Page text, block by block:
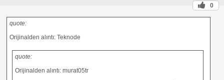
0
quote:
Orijinalden alıntı: Teknode
quote:
Orijinalden alıntı: murat05tr